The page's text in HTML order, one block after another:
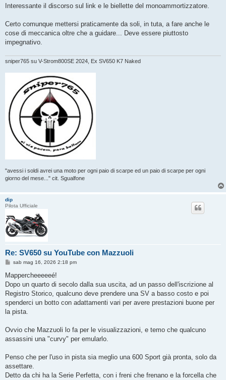
o
Interessante il discorso sul link e le biellette del monoammortizzatore.
Certo comunque mettersi praticamente da soli, in tuta, a fare anche le
cose di meccanica oltre che a guidare... Deve essere piuttosto
impegnativo.
sniper765 su V-Strom800SE 2024, Ex SV650 K7 Naked
"avessi i soldi avrei una moto per ogni paio di scarpe ed un paio di scarpe per ogni
giorno del mese..." cit. Sgualfone
dip
Pilota Ufficiale
Re: SV650 su YouTube con Mazzuoli
M
s
a
g
g
i
o
sab mag 16, 2026 2:18 pm
Mappercheeeeeé!
Dopo un quarto di secolo dalla sua uscita, ad un passo dell'iscrizione al
Registro Storico, qualcuno deve prendere una SV a basso costo e poi
spenderci un botto con adattamenti vari per avere prestazioni buone per
la pista.
Ovvio che Mazzuoli lo fa per le visualizzazioni, e temo che qualcuno
assassini una "curvy" per emularlo.
Penso che per l'uso in pista sia meglio una 600 Sport già pronta, solo da
assettare.
Detto da chi ha la Serie Perfetta, con i freni che frenano e la forcella che